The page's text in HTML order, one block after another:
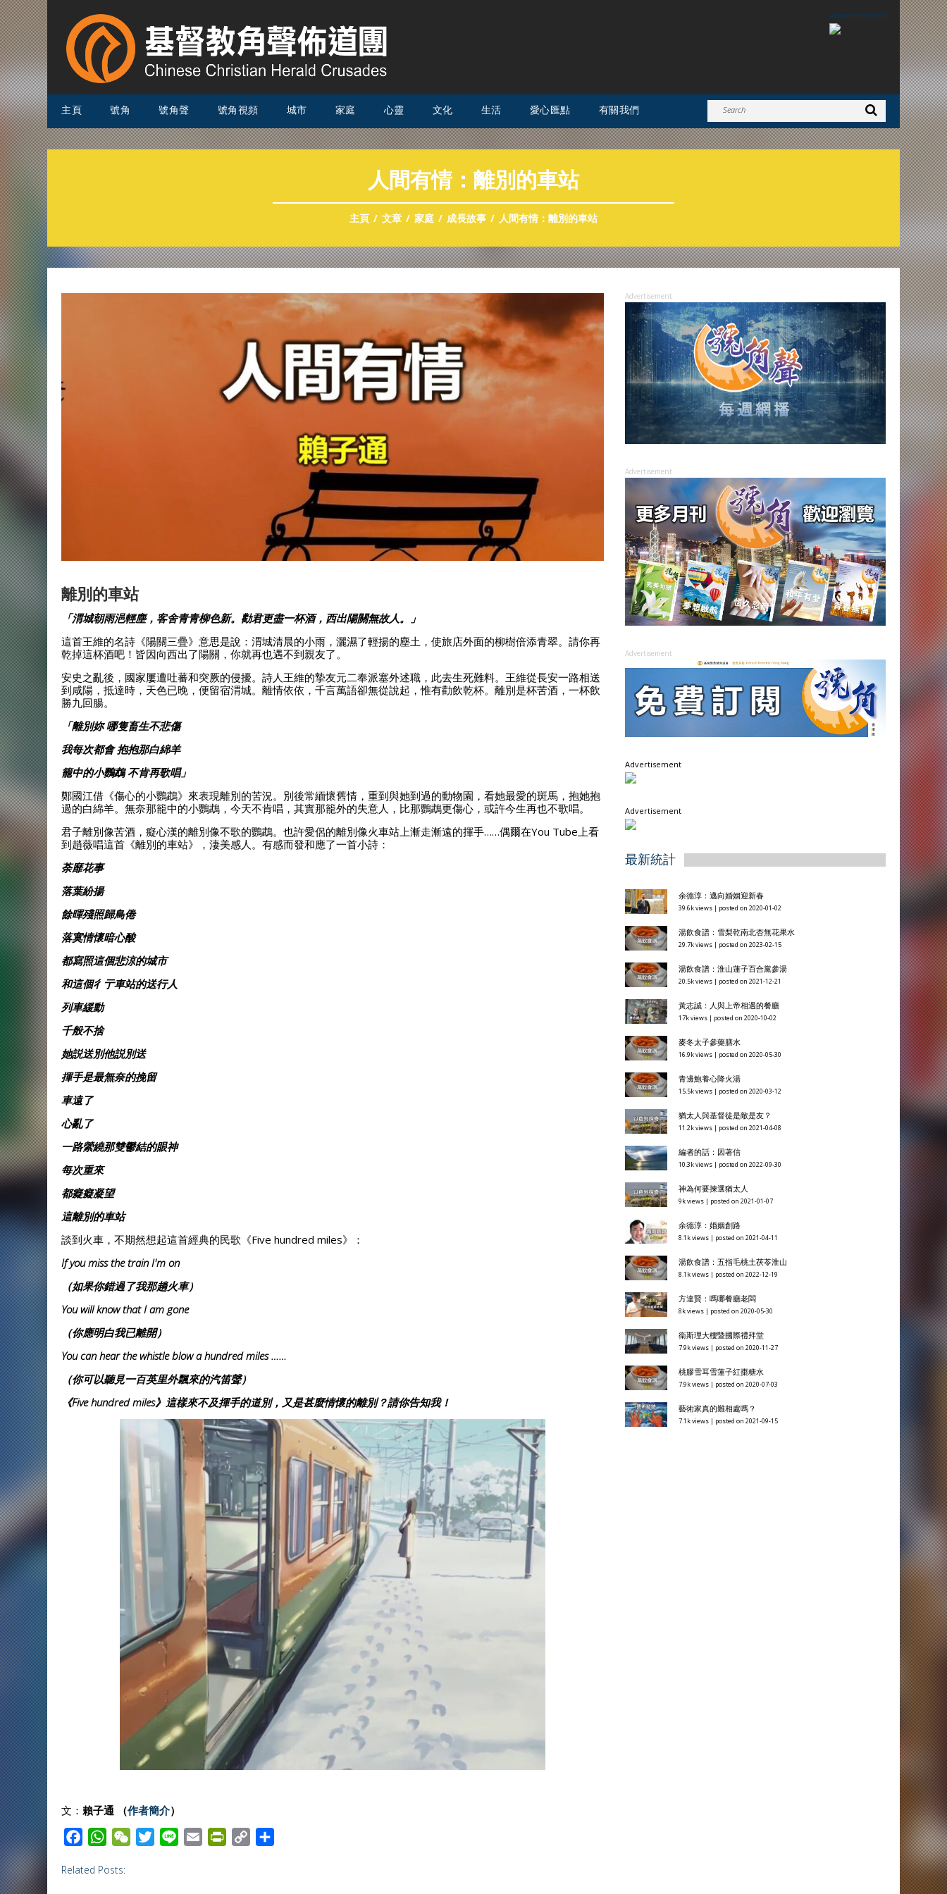
Advertisement
主頁 號角 號角聲 號角視頻 城市 家庭 心靈 文化 生活 愛心匯點 有關我們
人間有情：離別的車站
主頁 文章 家庭 成長故事 人間有情：離別的車站
離別的車站
「渭城朝雨浥輕塵，客舍青青柳色新。勸君更盡一杯酒，西出陽關無故人。」
這首王維的名詩《陽關三疊》意思是說：渭城清晨的小雨，灑濕了輕揚的塵土，使旅店外面的柳樹倍添青翠。請你再
乾掉這杯酒吧！皆因向西出了陽關，你就再也遇不到親友了。
安史之亂後，國家屢遭吐蕃和突厥的侵擾。詩人王維的摯友元二奉派塞外述職，此去生死難料。王維從長安一路相送
到咸陽，抵達時，天色已晚，便留宿渭城。離情依依，千言萬語卻無從說起，惟有勸飲乾杯。離別是杯苦酒，一杯飲
勝九回腸。
「離別妳 哪隻畜生不悲傷
我每次都會 抱抱那白綿羊
籠中的小鸚鵡 不肯再歌唱」
鄭國江借《傷心的小鸚鵡》來表現離別的苦況。別後常緬懷舊情，重到與她到過的動物園，看她最愛的斑馬，抱她抱
過的白綿羊。無奈那籠中的小鸚鵡，今天不肯唱，其實那籠外的失意人，比那鸚鵡更傷心，或許今生再也不歌唱。
君子離別像苦酒，癡心漢的離別像不歌的鸚鵡。也許愛侶的離別像火車站上漸走漸遠的揮手……偶爾在You Tube上看
到趙薇唱這首《離別的車站》，淒美感人。有感而發和應了一首小詩：
荼靡花事
落葉紛揚
餘暉殘照歸鳥倦
落寞情懷暗心酸
都寫照這個悲涼的城市
和這個彳亍車站的送行人
列車緩動
千般不捨
她説送別他説別送
揮手是最無奈的挽留
車遠了
心亂了
一路縈繞那雙鬱結的眼神
每次重來
都癡癡凝望
這離別的車站
談到火車，不期然想起這首經典的民歌《Five hundred miles》：
If you miss the train I'm on
（如果你錯過了我那趟火車）
You will know that I am gone
（你應明白我已離開）
You can hear the whistle blow a hundred miles ……
（你可以聽見一百英里外飄來的汽笛聲）
《Five hundred miles》這樣來不及揮手的道別，又是甚麼情懷的離別？請你告知我！
文： 賴子通 （作者簡介）
c
W
a
W
Related Posts:
Advertisement
Advertisement
Advertisement
Advertisement
Advertisement
最新統計
余德淳：邁向婚姻迎新春
39.6k views posted on 2020-01-02
湯飲食譜：雪梨乾南北杏無花果水
29.7k views posted on 2023-02-15
湯飲食譜：淮山蓮子百合黨參湯
20.5k views posted on 2021-12-21
黃志誠：人與上帝相遇的餐廳
17k views posted on 2020-10-02
麥冬太子參藥膳水
16.9k views posted on 2020-05-30
青邊鮑養心降火湯
15.5k views posted on 2020-03-12
猶太人與基督徒是敵是友？
11.2k views posted on 2021-04-08
編者的話：因著信
10.3k views posted on 2022-09-30
神為何要揀選猶太人
9k views posted on 2021-01-07
余德淳：婚姻創路
8.1k views posted on 2021-04-11
湯飲食譜：五指毛桃土茯苓淮山
8.1k views posted on 2022-12-19
方達賢：嗎哪餐廳老闆
8k views posted on 2020-05-30
衞斯理大樓暨國際禮拜堂
7.9k views posted on 2020-11-27
桃膠雪耳雪蓮子紅棗糖水
7.9k views posted on 2020-07-03
藝術家真的難相處嗎？
7.1k views posted on 2021-09-15